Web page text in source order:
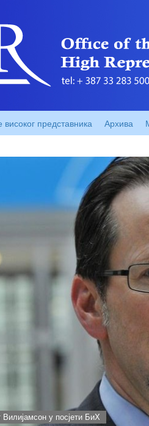
високог представника Архива
Вилијамсон у посјети БиХ